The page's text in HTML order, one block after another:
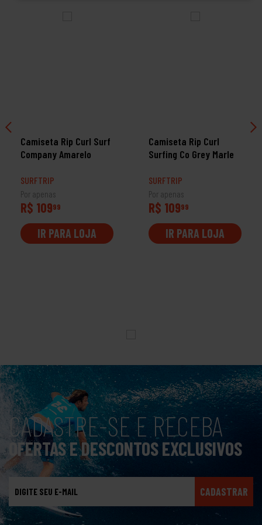
Camiseta Rip Curl Surf
Company Amarelo
SURFTRIP
Por apenas
R$ 10999
IR PARA LOJA
Camiseta Rip Curl
Surfing Co Grey Marle
SURFTRIP
Por apenas
R$ 10999
IR PARA LOJA
CADASTRE-SE E RECEBA
OFERTAS E DESCONTOS EXCLUSIVOS
CADASTRAR